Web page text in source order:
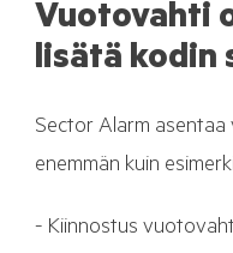
Vuotovahti
lisätä kodin
Sector Alarm
enemmän kuin
- Kiinnostus